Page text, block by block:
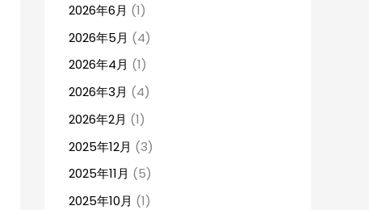
2026年6月 (1)
2026年5月 (4)
2026年4月 (1)
2026年3月 (4)
2026年2月 (1)
2025年12月 (3)
2025年11月 (5)
2025年10月 (1)